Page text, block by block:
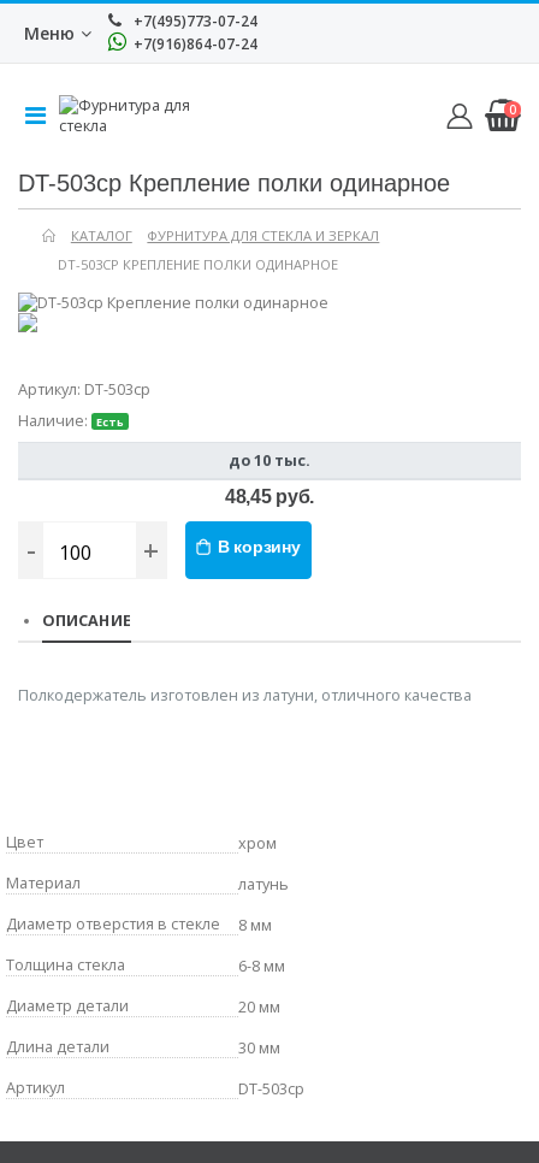
Меню
+7(495)773-07-24
+7(916)864-07-24
0
DT-503cp Крепление полки одинарное
КАТАЛОГ
ФУРНИТУРА ДЛЯ СТЕКЛА И ЗЕРКАЛ
DT-503CP КРЕПЛЕНИЕ ПОЛКИ ОДИНАРНОЕ
Артикул: DT-503cp
Наличие:
Есть
до 10 тыс.
48,45 руб.
- + В корзину
ОПИСАНИЕ
Полкодержатель изготовлен из латуни, отличного качества
Цвет
хром
Материал
латунь
Диаметр отверстия в стекле
8 мм
Толщина стекла
6-8 мм
Диаметр детали
20 мм
Длина детали
30 мм
Артикул
DT-503cp